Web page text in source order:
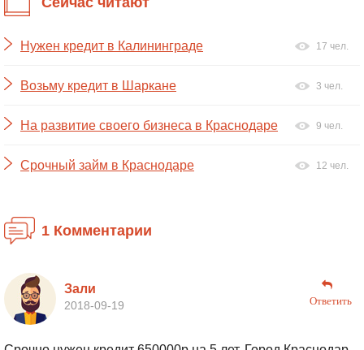
Нужен кредит в Калининграде 17 чел.
Возьму кредит в Шаркане 3 чел.
На развитие своего бизнеса в Краснодаре 9 чел.
Срочный займ в Краснодаре 12 чел.
1 Комментарии
Зали
2018-09-19 Ответить